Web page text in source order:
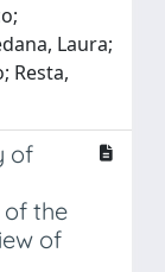
Laura;
Resta,
of
the
of